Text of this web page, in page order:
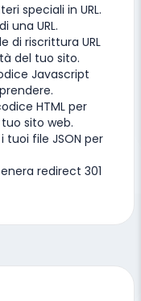
speciali in URL.
una URL.
di riscrittura URL
del tuo sito.
Javascript
HTML per
sito web.
tuoi file JSON per
redirect 301